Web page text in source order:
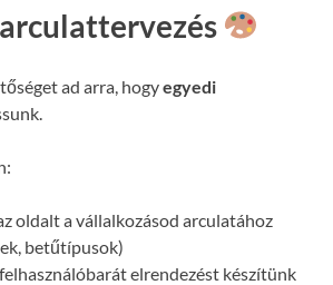
ad arra, hogyegyedi
oldalt a vállalkozásod arculatához
betűtípusok)
elrendezést készítünk